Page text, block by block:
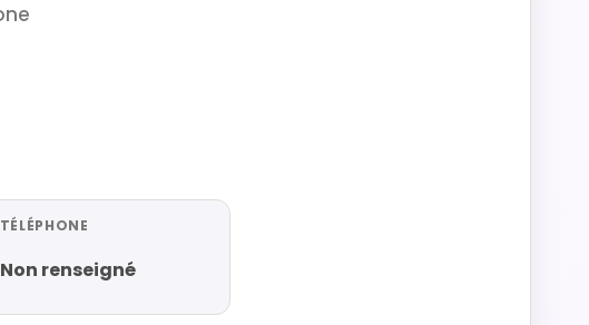
TÉLÉPHONE
Non renseigné